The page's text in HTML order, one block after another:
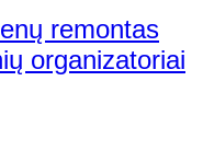
remontas
organizatoriai